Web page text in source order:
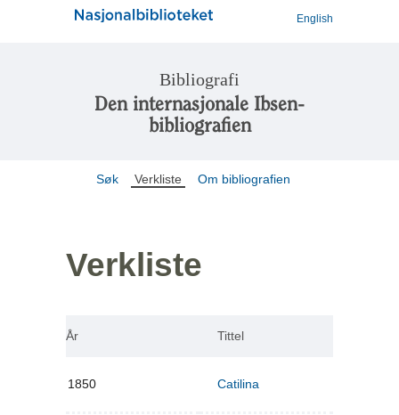
English
Bibliografi
Den internasjonale Ibsen-
bibliografien
Søk Verkliste Om bibliografien
Verkliste
År Tittel
1850 Catilina